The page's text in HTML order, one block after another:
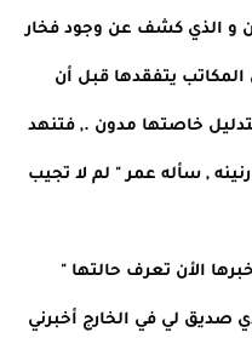
و الذي كشف عن وجود فخار
يتفقدها قبل أن
خاصتها مدون ., فتنهد
, سأله عمر " لم لا تجيب
الأن تعرف حالتها "
صديق لي في الخارج أخبرني